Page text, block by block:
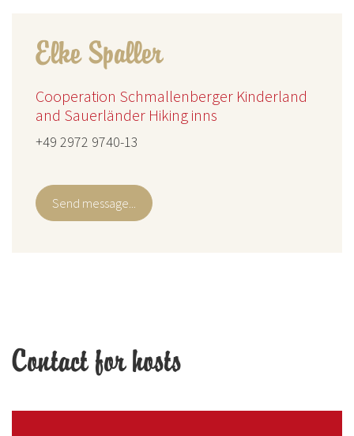
Elke Spaller
Cooperation Schmallenberger Kinderland
and Sauerländer Hiking inns
+49 2972 9740-13
Send message...
Contact for hosts